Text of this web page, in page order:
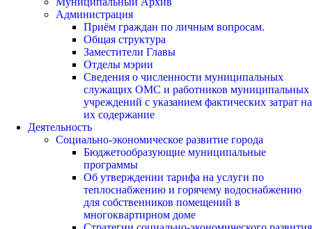
Администрация
Приём граждан по личным вопросам.
Общая структура
Заместители Главы
Отделы мэрии
Сведения о численности муниципальных
служащих ОМС и работников муниципальных
учреждений с указанием фактических затрат на
их содержание
Деятельность
Социально-экономическое развитие города
Бюджетообразующие муниципальные
программы
Об утверждении тарифа на услуги по
теплоснабжению и горячему водоснабжению
для собственников помещений в
многоквартирном доме